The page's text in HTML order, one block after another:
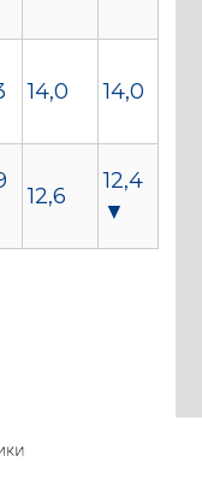
14,0 14,0
12,6
12,4
▼